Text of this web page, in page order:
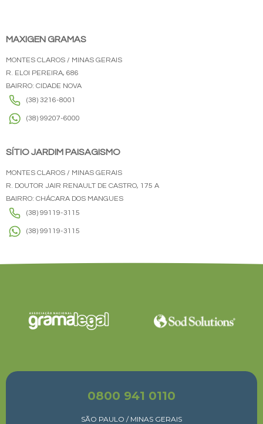
MAXIGEN GRAMAS
MONTES CLAROS / MINAS GERAIS
R. ELOI PEREIRA, 686
BAIRRO: CIDADE NOVA
(38) 3216-8001
(38) 99207-6000
SÍTIO JARDIM PAISAGISMO
MONTES CLAROS / MINAS GERAIS
R. DOUTOR JAIR RENAULT DE CASTRO, 175 A
BAIRRO: CHÁCARA DOS MANGUES
(38) 99119-3115
(38) 99119-3115
0800 941 0110
SÃO PAULO / MINAS GERAIS